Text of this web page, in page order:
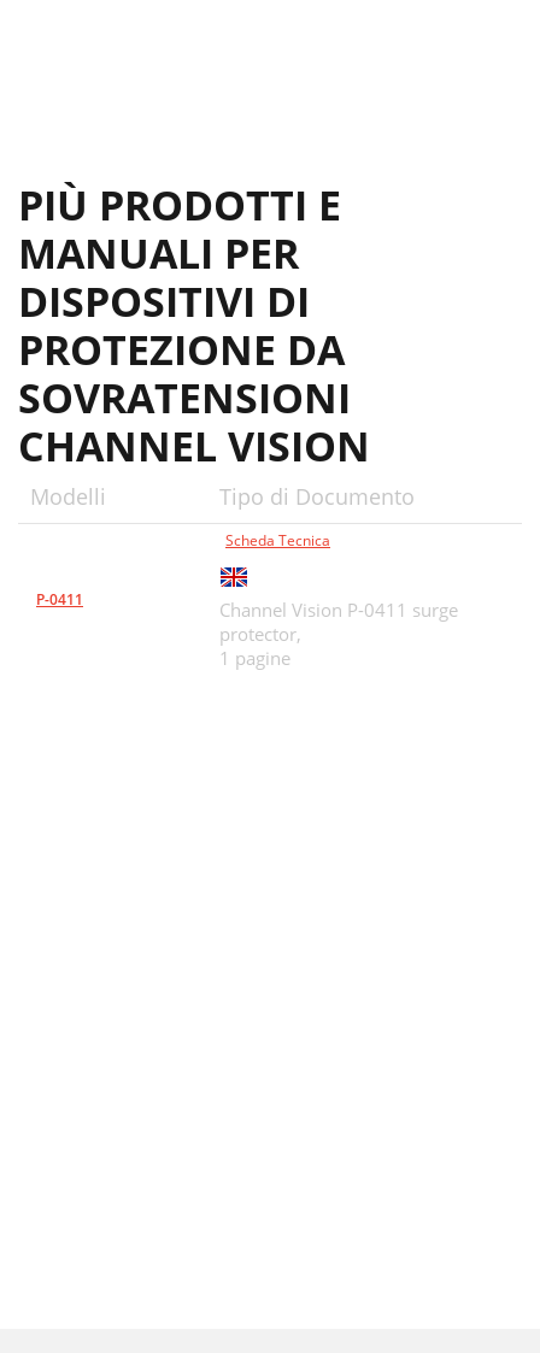
PIÙ PRODOTTI E
MANUALI PER
DISPOSITIVI DI
PROTEZIONE DA
SOVRATENSIONI
CHANNEL VISION
Modelli Tipo di Documento
P-0411
Scheda Tecnica
Channel Vision P-0411 surge
protector,
1 pagine